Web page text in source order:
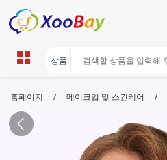
홈페이지 / 메이크업 및 스킨케어 /